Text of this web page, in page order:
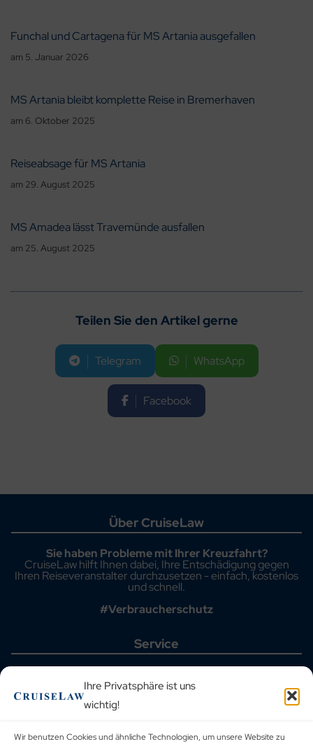
Ihre Privatsphäre ist uns
wichtig!
Wir benutzen Cookies und ähnliche Technologien, um unsere Website zu
Funchal und Cartagena für MS Artania ausgefallen
am 5. Januar 2026
MS Artania bleibt komplette Reise in Bremerhaven
am 6. Oktober 2025
Reiseabsage für MS Artania
am 29. August 2025
MS Amadea lässt Travemünde ausfallen
am 25. August 2025
Teilen Sie den Artikel gerne
Telegram WhatsApp
Facebook
Über CruiseLaw
Sie haben Probleme mit Ihrer Kreuzfahrt?
CruiseLaw hilft Ihnen dabei, Ihre Entschädigung gegen
Ihren Reiseveranstalter durchzusetzen - einfach, kostenlos
und schnell.
#Verbraucherschutz
Service
Aktuelle Fälle
Kreuzfahrthäfen
Blog